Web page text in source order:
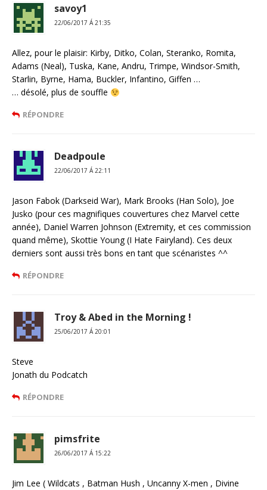
savoy1
22/06/2017 Á 21:35
Allez, pour le plaisir: Kirby, Ditko, Colan, Steranko, Romita,
Adams (Neal), Tuska, Kane, Andru, Trimpe, Windsor-Smith,
Starlin, Byrne, Hama, Buckler, Infantino, Giffen …
… désolé, plus de souffle
RÉPONDRE
Deadpoule
22/06/2017 Á 22:11
Jason Fabok (Darkseid War), Mark Brooks (Han Solo), Joe
Jusko (pour ces magnifiques couvertures chez Marvel cette
année), Daniel Warren Johnson (Extremity, et ces commission
quand même), Skottie Young (I Hate Fairyland). Ces deux
derniers sont aussi très bons en tant que scénaristes ^^
RÉPONDRE
Troy & Abed in the Morning !
25/06/2017 Á 20:01
Steve
Jonath du Podcatch
RÉPONDRE
pimsfrite
26/06/2017 Á 15:22
Jim Lee ( Wildcats , Batman Hush , Uncanny X-men , Divine